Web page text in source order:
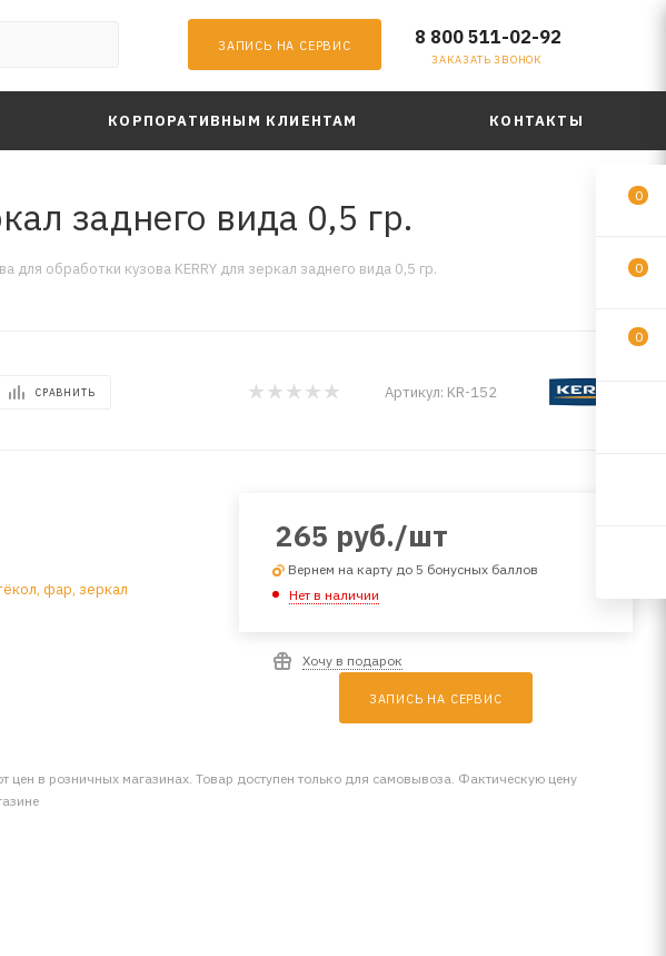
ЗАПИСЬ НА СЕРВИС 8 800 511-02-92
ЗАКАЗАТЬ ЗВОНОК
КОРПОРАТИВНЫМ КЛИЕНТАМ КОНТАКТЫ
заднего вида 0,5 гр.
для обработки кузова KERRY для зеркал заднего вида 0,5 гр.
СРАВНИТЬ Артикул: KR-152
фар, зеркал
265 руб./шт
Вернем на карту до 5 бонусных баллов
Нет в наличии
Хочу в подарок
ЗАПИСЬ НА СЕРВИС
цен в розничных магазинах. Товар доступен только для самовывоза. Фактическую цену
0
0
0